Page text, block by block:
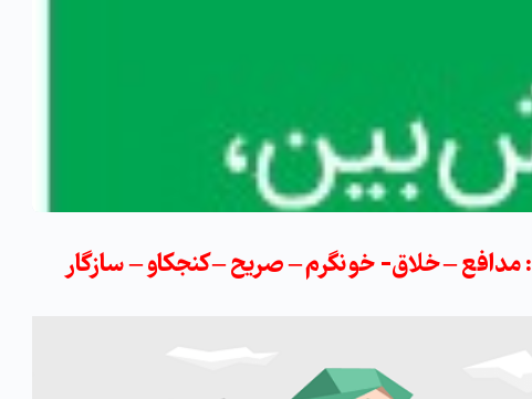
: مدافع – خلاق- خونگرم – صریح – کنجکاو – سازگار